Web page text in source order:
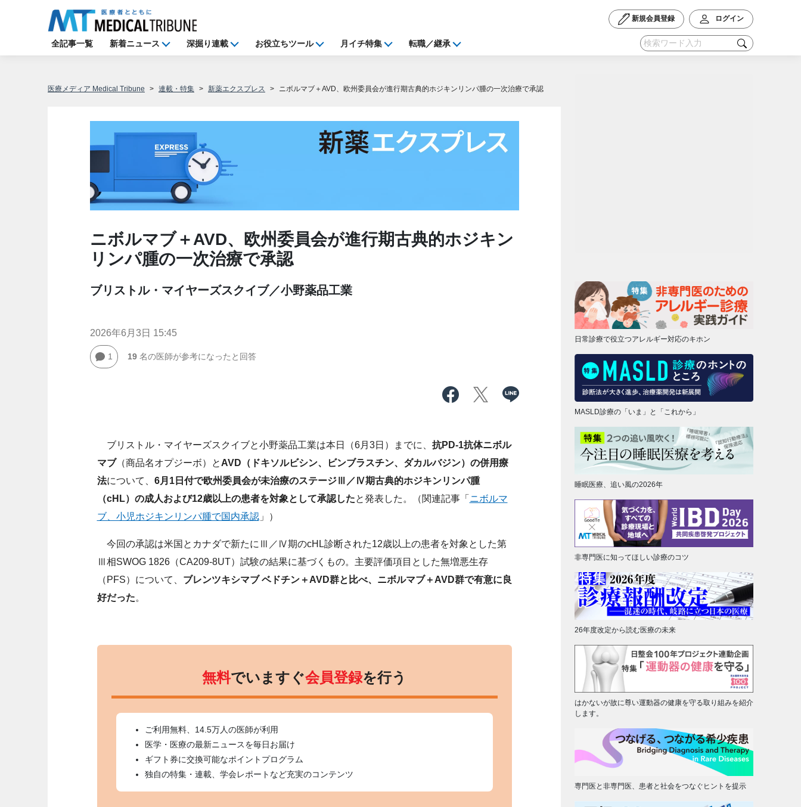
新規会員登録 ログイン
全記事一覧 新着ニュース 深掘り連載 お役立ちツール 月イチ特集 転職／継承
医療メディア Medical Tribune 連載・特集 新薬エクスプレス ニボルマブ＋AVD、欧州委員会が進行期古典的ホジキンリンパ腫の一次治療で承認
ニボルマブ＋AVD、欧州委員会が進行期古典的ホジキン
リンパ腫の一次治療で承認
ブリストル・マイヤーズスクイブ／小野薬品工業
2026年6月3日 15:45
1 19名の医師が参考になったと回答
ブリストル・マイヤーズスクイブと小野薬品工業は本日（6月3日）までに、 抗PD-1抗体ニボル
マブ（商品名オプジーボ）と AVD（ドキソルビシン、ビンブラスチン、ダカルバジン）の併用療
法について、 6月1日付で欧州委員会が未治療のステージⅢ／Ⅳ期古典的ホジキンリンパ腫
（cHL）の成人および12歳以上の患者を対象として承認したと発表した。（関連記事「 ニボルマ
ブ、小児ホジキンリンパ腫で国内承認」）
今回の承認は米国とカナダで新たにⅢ／Ⅳ期のcHL診断された12歳以上の患者を対象とした第
Ⅲ相SWOG 1826（CA209-8UT）試験の結果に基づくもの。主要評価項目とした無増悪生存
（PFS）について、 ブレンツキシマブ ベドチン＋AVD群と比べ、ニボルマブ＋AVD群で有意に良
好だった。
無料でいますぐ会員登録を行う
ご利用無料、14.5万人の医師が利用
医学・医療の最新ニュースを毎日お届け
ギフト券に交換可能なポイントプログラム
独自の特集・連載、学会レポートなど充実のコンテンツ
日常診療で役立つアレルギー対応のキホン
MASLD診療の「いま」と「これから」
睡眠医療、追い風の2026年
非専門医に知ってほしい診療のコツ
26年度改定から読む医療の未来
はかないが故に尊い運動器の健康を守る取り組みを紹介
します。
専門医と非専門医、患者と社会をつなぐヒントを提示